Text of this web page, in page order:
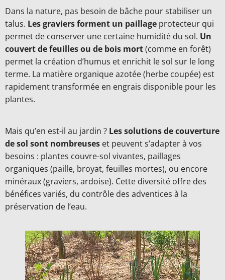
Dans la nature, pas besoin de bâche pour stabiliser un
talus. Les graviers forment un paillage protecteur qui
permet de conserver une certaine humidité du sol. Un
couvert de feuilles ou de bois mort(comme en forêt)
permet la création d’humus et enrichit le sol sur le long
terme. La matière organique azotée (herbe coupée) est
rapidement transformée en engrais disponible pour les
plantes.
Mais qu’en est-il au jardin ? Les solutions de couverture
de sol sont nombreuses et peuvent s’adapter à vos
besoins : plantes couvre-sol vivantes, paillages
organiques (paille, broyat, feuilles mortes), ou encore
minéraux (graviers, ardoise). Cette diversité offre des
bénéfices variés, du contrôle des adventices à la
préservation de l’eau.